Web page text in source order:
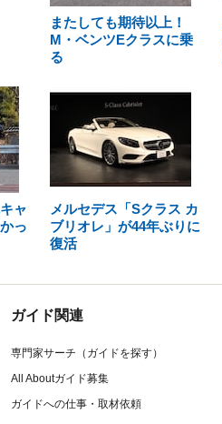
またしても期待以上！
M・ベンツEクラスに乗
る
ャ
っ
メルセデス「Sクラス カ
ブリオレ」が44年ぶりに
復活
ガイド関連
専門家サーチ（ガイドを探す）
All Aboutガイド募集
ガイドへの仕事・取材依頼